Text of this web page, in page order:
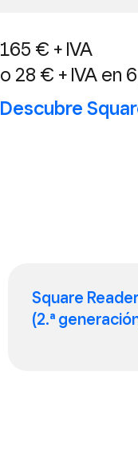
165 € + IVA
o 28 € + IVA en
Descubre
Square Reader
(2.ª